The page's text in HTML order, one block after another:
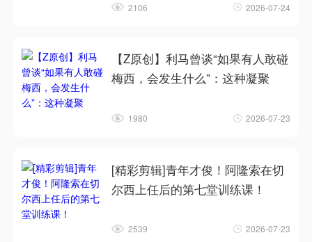
2106 2026-07-24
【Z原创】利马曾谈“如果有人敢碰
梅西，会发生什么”：这种凝聚
1980 2026-07-23
[精彩剪辑]青年才俊！阿隆索在切
尔西上任后的第七堂训练课！
2539 2026-07-23